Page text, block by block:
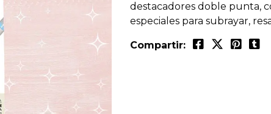
destacadores doble punta,
especiales para subrayar,
Compartir: